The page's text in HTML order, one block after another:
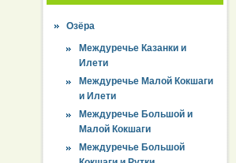
Озёра
Междуречье Казанки и
Илети
Междуречье Малой Кокшаги
и Илети
Междуречье Большой и
Малой Кокшаги
Междуречье Большой